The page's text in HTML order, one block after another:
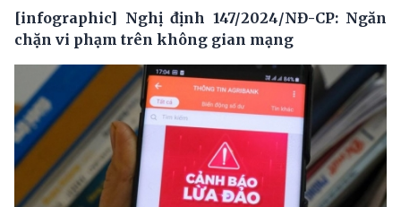
[infographic] Nghị định 147/2024/NĐ-CP: Ngăn
chặn vi phạm trên không gian mạng